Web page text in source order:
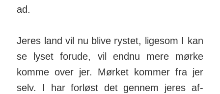
ad.
Jeres land vil nu blive rystet, ligesom I kan
se lyset forude, vil endnu mere mørke
komme over jer. Mørket kommer fra jer
selv. I har forløst det gennem jeres af­